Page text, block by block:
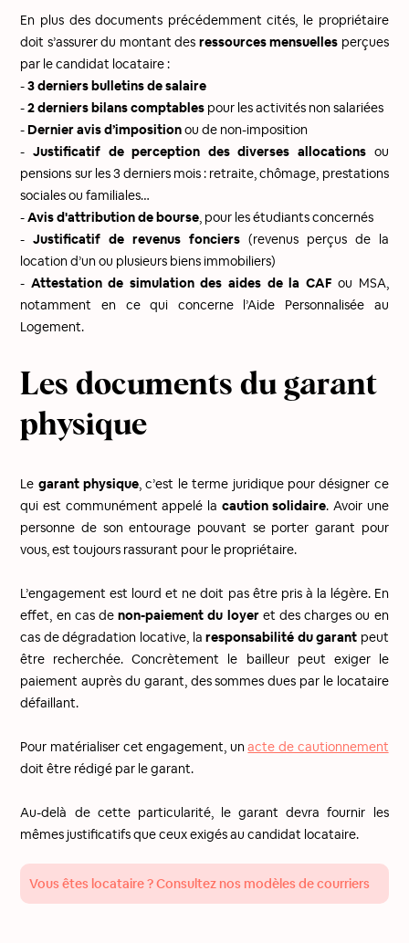
En plus des documents précédemment cités, le propriétaire
doit s’assurer du montant des ressources mensuelles perçues
par le candidat locataire :
-3 derniers bulletins de salaire
-2 derniers bilans comptables pour les activités non salariées
-Dernier avis d’impositionou de non-imposition
- Justificatif de perception des diverses allocations ou
pensions sur les 3 derniers mois : retraite, chômage, prestations
sociales ou familiales…
-Avis d'attribution de bourse, pour les étudiants concernés
-Justificatif de revenus fonciers (revenus perçus de la
location d’un ou plusieurs biens immobiliers)
- Attestation de simulation des aides de la CAF ou MSA,
notamment en ce qui concerne l’Aide Personnalisée au
Logement.
Les documents du garant
physique
Le garant physique, c’est le terme juridique pour désigner ce
qui est communément appelé la caution solidaire. Avoir une
personne de son entourage pouvant se porter garant pour
vous, est toujours rassurant pour le propriétaire.
L’engagement est lourd et ne doit pas être pris à la légère. En
effet, en cas denon-paiement du loyeret des charges ou en
cas de dégradation locative, laresponsabilité du garant peut
être recherchée. Concrètement le bailleur peut exiger le
paiement auprès du garant, des sommes dues par le locataire
défaillant.
Pour matérialiser cet engagement, unacte de cautionnement
doit être rédigé par le garant.
Au-delà de cette particularité, le garant devra fournir les
mêmes justificatifs que ceux exigés au candidat locataire.
Vous êtes locataire ? Consultez nos modèles de courriers